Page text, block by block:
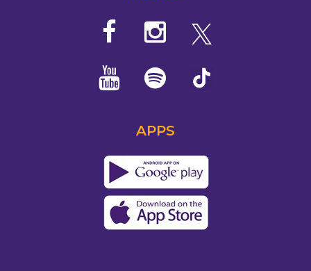
APPS